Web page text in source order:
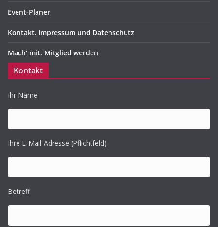
Event-Planer
Kontakt, Impressum und Datenschutz
Mach‘ mit: Mitglied werden
Kontakt
Ihr Name
Ihre E-Mail-Adresse (Pflichtfeld)
Betreff